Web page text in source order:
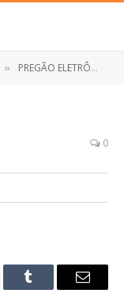
» PREGÃO ELETRÔNICO Nº 035/2023 (CONTRATAÇÃO DE PESSOA JURÍDICA PARA A PRESTAÇÃO DE SERVIÇOS DE ULTRASSONOGRAFIA, PARA ATENDER AS NECESSIDADES DA SECRETARIA DE SAÚDE DO MUNICÍPIO DE ANAPURUS/MA)
0
Tumblr
E-